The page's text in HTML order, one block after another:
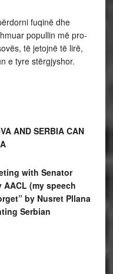
fuqinë dhe
popullin më pro-
të jetojnë të lirë,
e tyre stërgjyshor.
AND SERBIA CAN
with Senator
(my speech
by Nusret Pllana
Serbian